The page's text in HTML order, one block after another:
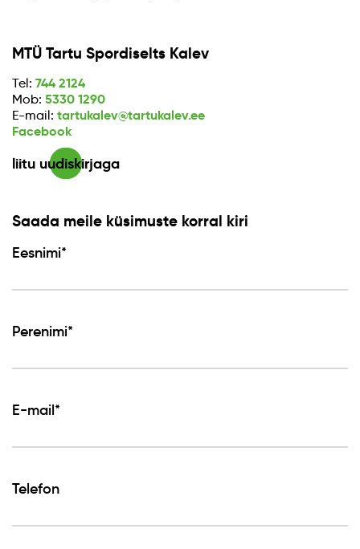
MTÜ Tartu Spordiselts Kalev
Tel: 744 2124
Mob: 5330 1290
E-mail: tartukalev@tartukalev.ee
Facebook
liitu uudiskirjaga
Saada meile küsimuste korral kiri
Eesnimi*
Perenimi*
E-mail*
Telefon